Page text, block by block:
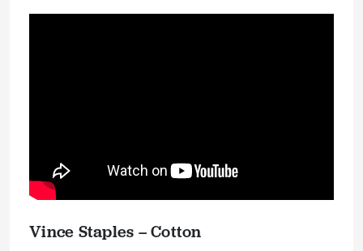
Vince Staples – Cotton